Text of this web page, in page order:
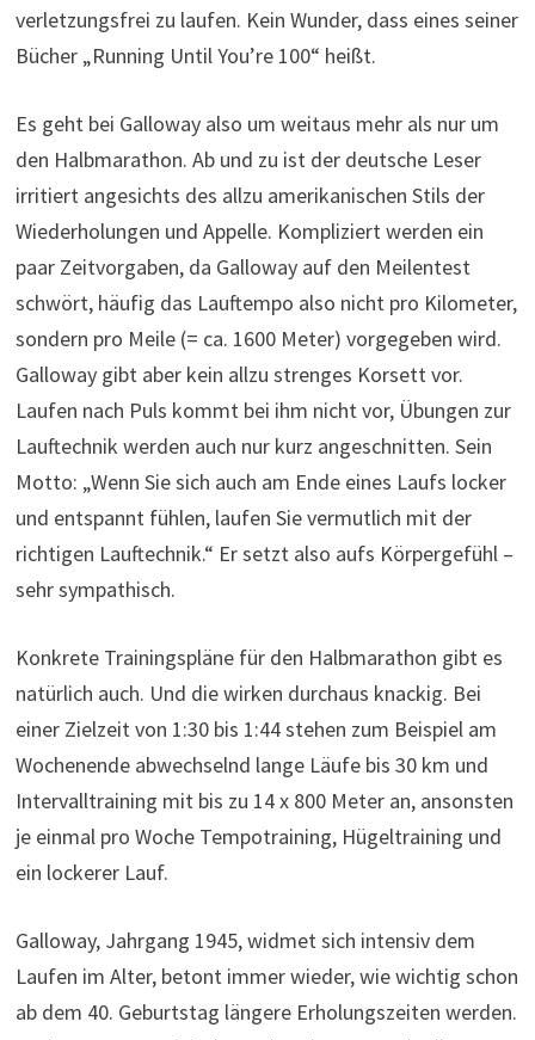
verletzungsfrei zu laufen. Kein Wunder, dass eines seiner
Bücher „Running Until You’re 100“ heißt.
Es geht bei Galloway also um weitaus mehr als nur um
den Halbmarathon. Ab und zu ist der deutsche Leser
irritiert angesichts des allzu amerikanischen Stils der
Wiederholungen und Appelle. Kompliziert werden ein
paar Zeitvorgaben, da Galloway auf den Meilentest
schwört, häufig das Lauftempo also nicht pro Kilometer,
sondern pro Meile (= ca. 1600 Meter) vorgegeben wird.
Galloway gibt aber kein allzu strenges Korsett vor.
Laufen nach Puls kommt bei ihm nicht vor, Übungen zur
Lauftechnik werden auch nur kurz angeschnitten. Sein
Motto: „Wenn Sie sich auch am Ende eines Laufs locker
und entspannt fühlen, laufen Sie vermutlich mit der
richtigen Lauftechnik.“ Er setzt also aufs Körpergefühl –
sehr sympathisch.
Konkrete Trainingspläne für den Halbmarathon gibt es
natürlich auch. Und die wirken durchaus knackig. Bei
einer Zielzeit von 1:30 bis 1:44 stehen zum Beispiel am
Wochenende abwechselnd lange Läufe bis 30 km und
Intervalltraining mit bis zu 14 x 800 Meter an, ansonsten
je einmal pro Woche Tempotraining, Hügeltraining und
ein lockerer Lauf.
Galloway, Jahrgang 1945, widmet sich intensiv dem
Laufen im Alter, betont immer wieder, wie wichtig schon
ab dem 40. Geburtstag längere Erholungszeiten werden.